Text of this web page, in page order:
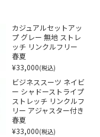
カジュアルセットアッ
プ グレー 無地 ストレ
ッチ リンクルフリー
春夏
¥33,000(税込)
ビジネススーツ ネイビ
ー シャドーストライプ
ストレッチ リンクルフ
リー アジャスター付き
春夏
¥33,000(税込)